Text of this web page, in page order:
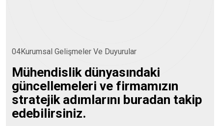
04Kurumsal Gelişmeler Ve Duyurular
Mühendislik dünyasındaki
güncellemeleri ve firmamızın
stratejik adımlarını buradan takip
edebilirsiniz.